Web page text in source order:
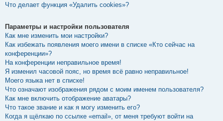
Что делает функция «Удалить cookies»?
Параметры и настройки пользователя
Как мне изменить мои настройки?
Как избежать появления моего имени в списке «Кто сейчас на
конференции»?
На конференции неправильное время!
Я изменил часовой пояс, но время всё равно неправильное!
Моего языка нет в списке!
Что означают изображения рядом с моим именем пользователя?
Как мне включить отображение аватары?
Что такое звание и как я могу изменить его?
Когда я щёлкаю по ссылке «email», от меня требуют войти на